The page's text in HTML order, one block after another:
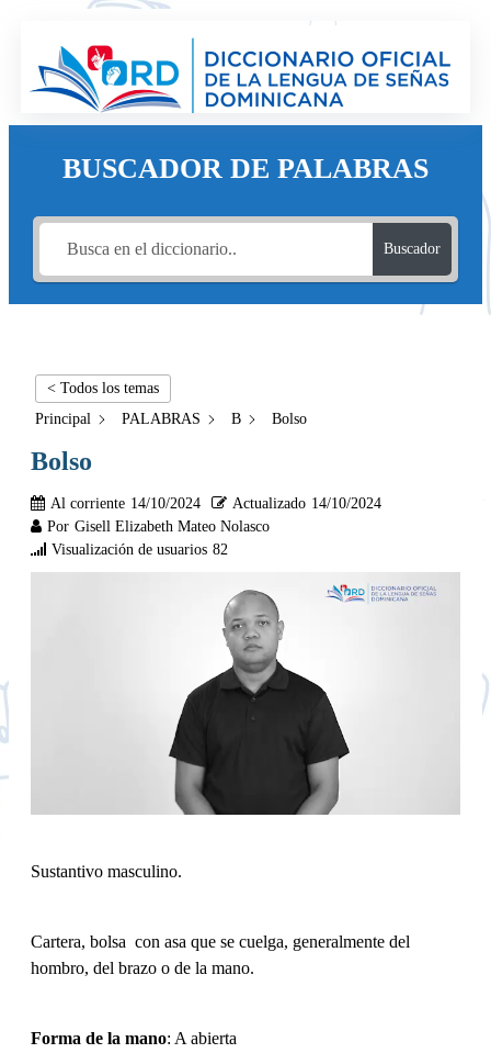
BUSCADOR DE PALABRAS
Buscador
< Todos los temas
Principal
PALABRAS B Bolso
Bolso
Al corriente 14/10/2024 Actualizado 14/10/2024
Por Gisell Elizabeth Mateo Nolasco
Visualización de usuarios 82
Sustantivo masculino.
Cartera, bolsa con asa que se cuelga, generalmente del
hombro, del brazo o de la mano.
Forma de la mano: A abierta